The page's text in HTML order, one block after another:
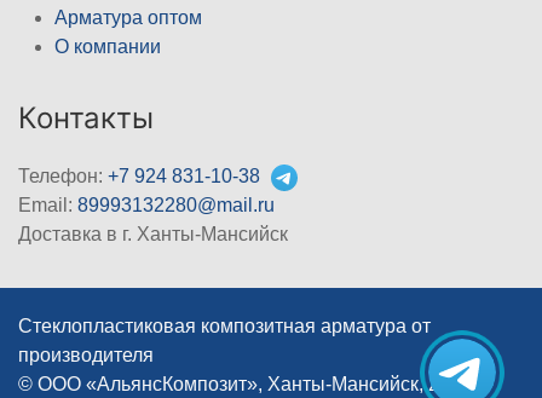
Арматура оптом
О компании
Контакты
Телефон: +7 924 831-10-38
Email: 89993132280@mail.ru
Доставка в г. Ханты-Мансийск
Стеклопластиковая композитная арматура от
производителя
© ООО «АльянсКомпозит», Ханты-Мансийск, 2012–